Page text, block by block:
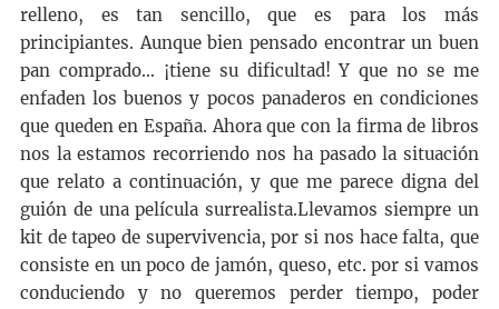
relleno, es tan sencillo, que es para los más
principiantes. Aunque bien pensado encontrar un buen
pan comprado… ¡tiene su dificultad! Y que no se me
enfaden los buenos y pocos panaderos en condiciones
que queden en España. Ahora que con la firma de libros
nos la estamos recorriendo nos ha pasado la situación
que relato a continuación, y que me parece digna del
guión de una película surrealista.Llevamos siempre un
kit de tapeo de supervivencia, por si nos hace falta, que
consiste en un poco de jamón, queso, etc. por si vamos
conduciendo y no queremos perder tiempo, poder